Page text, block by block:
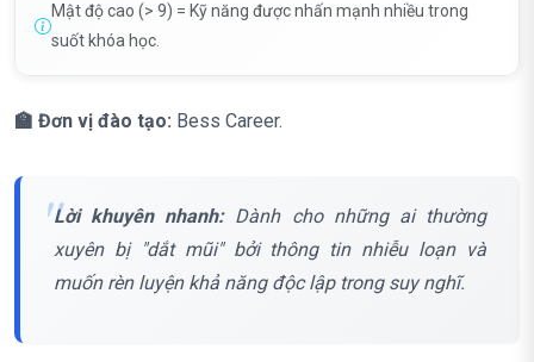
Mật độ cao (> 9) = Kỹ năng được nhấn mạnh nhiều trong
suốt khóa học.
🏫 Đơn vị đào tạo: Bess Career.
Lời khuyên nhanh:Dành cho những ai thường
xuyên bị "dắt mũi" bởi thông tin nhiễu loạn và
muốn rèn luyện khả năng độc lập trong suy nghĩ.